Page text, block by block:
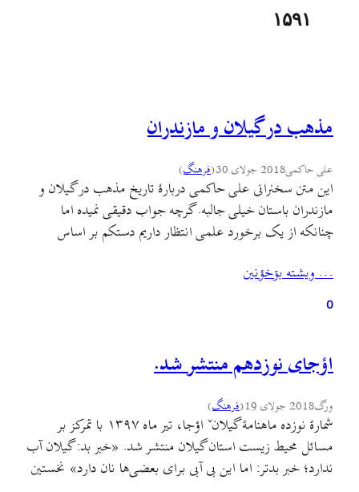
۱۵۹۱
مذهب در گیلان و مازندران
علی حاکمی2018 جولای 30 (فرهنگ)
این متن سخنرانی علی حاکمی دربارهٔ تاریخ مذهب در گیلان و
مازندران باستان خیلی جالبه. گرچه جواب دقیقی نمیده اما
چنانکه از یک برخورد علمی انتظار داریم دستکم بر اساس
از گذشته اعتقادی و فرهنگی جامعهٔ خودمون داشته باشیم. این
متن رو از اینجا بگیرین…
… ويشته بۊخؤنين
0
اؤجای نوزدهم منتشر شد.
ورگ2018 جولای 19 (فرهنگ)
شمارۀ نوزده ماهنامۀ گیلانˇ اؤجا، تیر ماه ۱۳۹۷ با تمرکز بر
مسائل محیط زیست استان گیلان منتشر شد. «خبر بد: گیلان آب
ندارد؛ خبر بدتر: اما این بی آبی برای بعضی‌ها نان دارد» نخستین